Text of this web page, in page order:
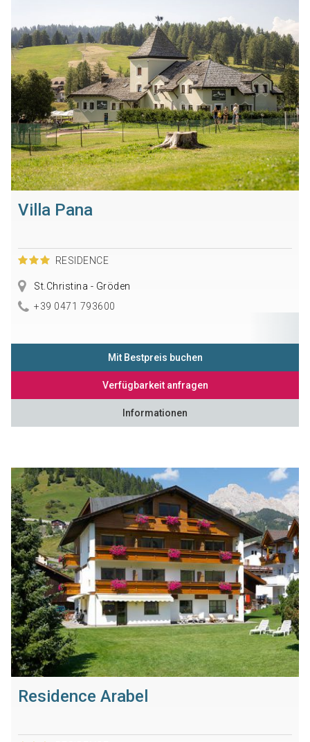
Villa Pana
RESIDENCE
St.Christina - Gröden
+39 0471 793600
Mit Bestpreis buchen
Verfügbarkeit anfragen
Informationen
Residence Arabel